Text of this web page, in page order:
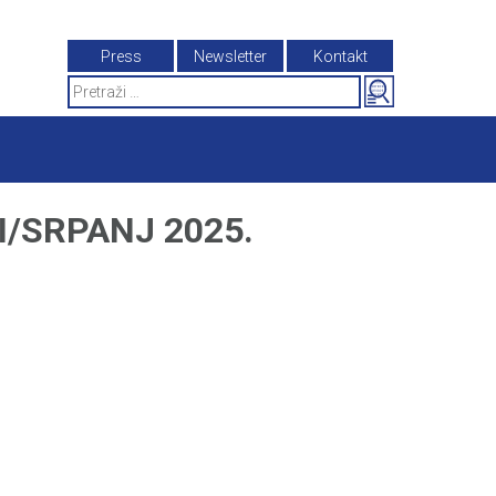
Press Newsletter
Kontakt
Search
for:
SRPANJ 2025.